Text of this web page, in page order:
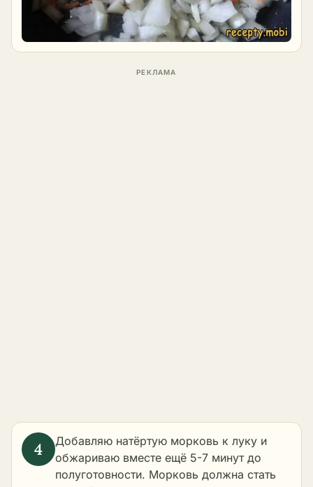
Добавляю натёртую морковь к луку и
обжариваю вместе ещё 5-7 минут до
полуготовности. Морковь должна стать